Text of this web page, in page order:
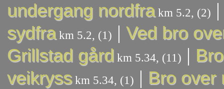
undergang nordfrakm 5.2, (2)
sydfrakm 5.2, (1) | Ved bro
Grillstad gård km 5.34, (11) |
veikrysskm 5.34, (1) | Bro over